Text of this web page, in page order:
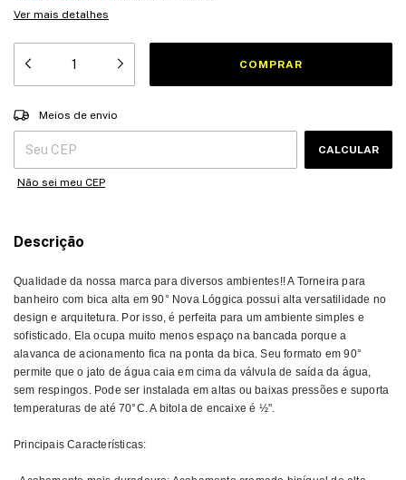
Ver mais detalhes
Entregas para o CEP:
Meios de envio
CALCULAR
Não sei meu CEP
Descrição
Qualidade da nossa marca para diversos ambientes!! A Torneira para
banheiro com bica alta em 90° Nova Lóggica possui alta versatilidade no
design e arquitetura. Por isso, é perfeita para um ambiente simples e
sofisticado. Ela ocupa muito menos espaço na bancada porque a
alavanca de acionamento fica na ponta da bica. Seu formato em 90°
permite que o jato de água caia em cima da válvula de saída da água,
sem respingos. Pode ser instalada em altas ou baixas pressões e suporta
temperaturas de até 70°C. A bitola de encaixe é ½".
Principais Características: